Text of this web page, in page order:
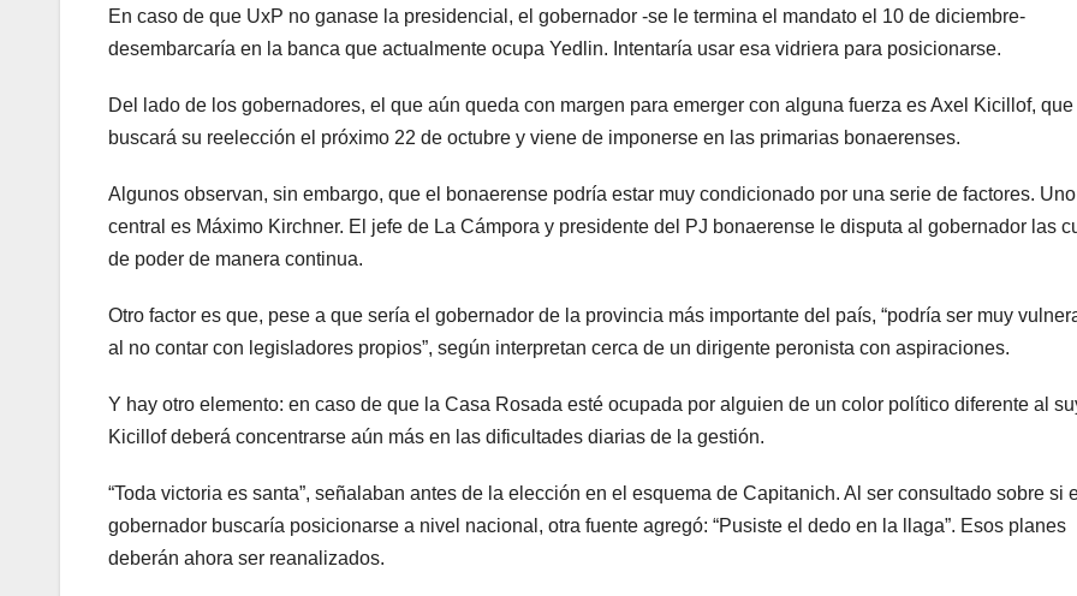
En caso de que UxP no ganase la presidencial, el gobernador -se le termina el mandato el 10 de diciembre-
desembarcaría en la banca que actualmente ocupa Yedlin. Intentaría usar esa vidriera para posicionarse.
Del lado de los gobernadores, el que aún queda con margen para emerger con alguna fuerza es Axel Kicillof, que
buscará su reelección el próximo 22 de octubre y viene de imponerse en las primarias bonaerenses.
Algunos observan, sin embargo, que el bonaerense podría estar muy condicionado por una serie de factores. Uno
central es Máximo Kirchner. El jefe de La Cámpora y presidente del PJ bonaerense le disputa al gobernador las
de poder de manera continua.
Otro factor es que, pese a que sería el gobernador de la provincia más importante del país, “podría ser muy
al no contar con legisladores propios”, según interpretan cerca de un dirigente peronista con aspiraciones.
Y hay otro elemento: en caso de que la Casa Rosada esté ocupada por alguien de un color político diferente al
Kicillof deberá concentrarse aún más en las dificultades diarias de la gestión.
“Toda victoria es santa”, señalaban antes de la elección en el esquema de Capitanich. Al ser consultado sobre si
gobernador buscaría posicionarse a nivel nacional, otra fuente agregó: “Pusiste el dedo en la llaga”. Esos planes
deberán ahora ser reanalizados.
POLICIALES
Delincuente
abusó de una
anciana tras
ingresar en su
casa de
Mendoza para
robarle: fue
filmado
cuando
una